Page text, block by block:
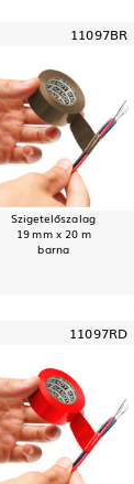
11097BR
Szigetelőszalag
19 mm x 20 m
barna
11097RD